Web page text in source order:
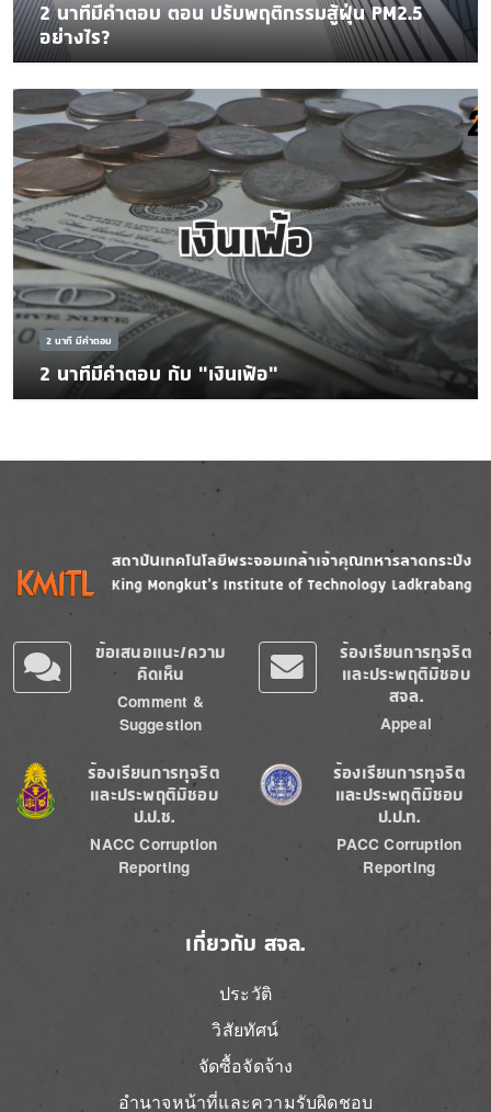
2 นาทีมีคำตอบ ตอน ปรับพฤติกรรมสู้ฝุ่น PM2.5
อย่างไร?
2 นาที มีคำตอบ
2 นาทีมีคำตอบ กับ "เงินเฟ้อ"
Image
ข้อเสนอแนะ/ความ
คิดเห็น
Comment &
Suggestion
ร้องเรียนการทุจริต
และประพฤติมิชอบ
สจล.
Appeal
Image
ร้องเรียนการทุจริต
และประพฤติมิชอบ
ป.ป.ช.
NACC Corruption
Reporting
Image
ร้องเรียนการทุจริต
และประพฤติมิชอบ
ป.ป.ท.
PACC Corruption
Reporting
เกี่ยวกับ สจล.
ประวัติ
วิสัยทัศน์
จัดซื้อจัดจ้าง
อำนาจหน้าที่และความรับผิดชอบ